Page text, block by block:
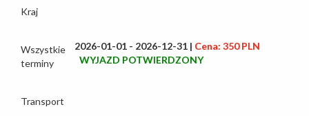
Kraj
Wszystkie
terminy
2026-01-01 - 2026-12-31 | Cena: 350 PLN
WYJAZD POTWIERDZONY
Transport